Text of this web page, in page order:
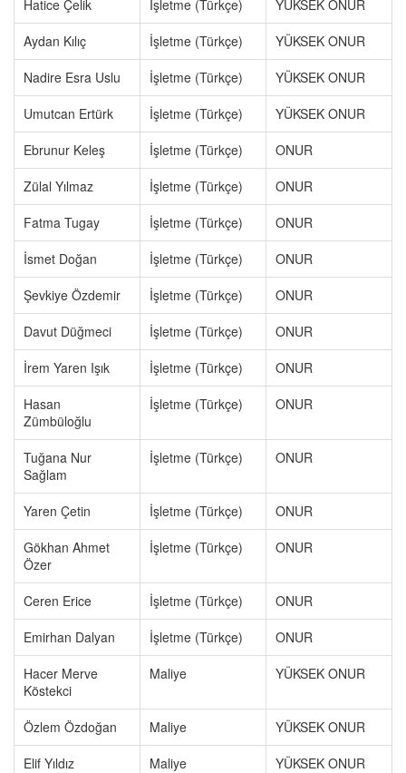
Hatice Çelik İşletme (Türkçe)
YÜKSEK ONUR
Aydan Kılıç
İşletme (Türkçe)
YÜKSEK ONUR
Nadire Esra Uslu
İşletme (Türkçe)
YÜKSEK ONUR
Umutcan Ertürk
İşletme (Türkçe)
YÜKSEK ONUR
Ebrunur Keleş
İşletme (Türkçe)
ONUR
Zülal Yılmaz
İşletme (Türkçe)
ONUR
Fatma Tugay
İşletme (Türkçe)
ONUR
İsmet Doğan
İşletme (Türkçe)
ONUR
Şevkiye Özdemir
İşletme (Türkçe)
ONUR
Davut Düğmeci
İşletme (Türkçe)
ONUR
İrem Yaren Işık
İşletme (Türkçe)
ONUR
Hasan
Zümbüloğlu
İşletme (Türkçe) ONUR
Tuğana Nur
Sağlam
İşletme (Türkçe) ONUR
Yaren Çetin İşletme (Türkçe)
ONUR
Gökhan Ahmet
Özer
İşletme (Türkçe) ONUR
Ceren Erice İşletme (Türkçe)
ONUR
Emirhan Dalyan
İşletme (Türkçe)
ONUR
Hacer Merve
Köstekci
Maliye YÜKSEK ONUR
Özlem Özdoğan Maliye
YÜKSEK ONUR
Elif Yıldız
Maliye
YÜKSEK ONUR